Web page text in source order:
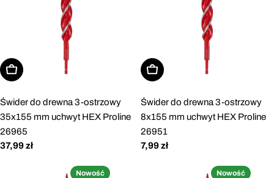
Dodaj do koszyka
Świder do drewna 3-ostrzowy
35x155 mm uchwyt HEX Proline
26965
Cena
37,99 zł
Dodaj do koszyka
Świder do drewna 3-ostrzowy
8x155 mm uchwyt HEX Proline
26951
Cena
7,99 zł
Nowość Nowość